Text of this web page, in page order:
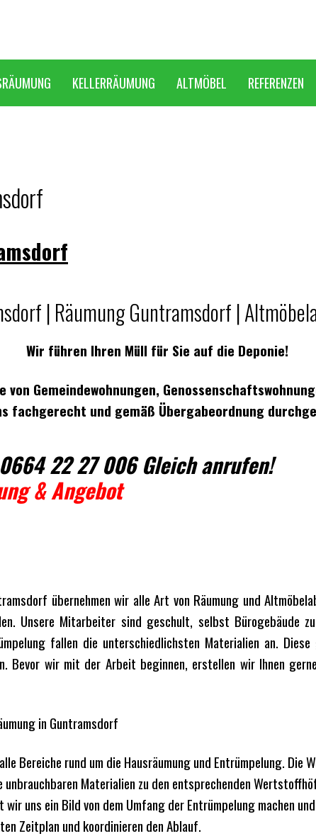
KELLERRÄUMUNG ALTMÖBEL REFERENZEN
| Räumung Guntramsdorf |
Wir führen Ihren Müll für Sie auf die Deponie!
Gemeindewohnungen,
fachgerecht und gemäß Übergabeordnung
0664 22 27 006 Gleich anrufen!
& Angebot
übernehmen wir alle Art von Räumung und
Unsere Mitarbeiter sind geschult, selbst Bürogebäude
fallen die unterschiedlichsten Materialien an.
Bevor wir mit der Arbeit beginnen, erstellen wir Ihnen
in Guntramsdorf
Bereiche rund um die Hausräumung und Entrümpelung. Die
Materialien zu den entsprechenden
uns ein Bild von dem Umfang der Entrümpelung machen
Zeitplan und koordinieren den Ablauf.